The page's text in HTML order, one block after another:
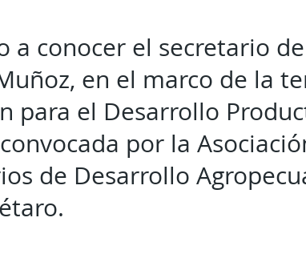
a conocer el secretario
en el marco de la
para el Desarrollo
por la
de Desarrollo